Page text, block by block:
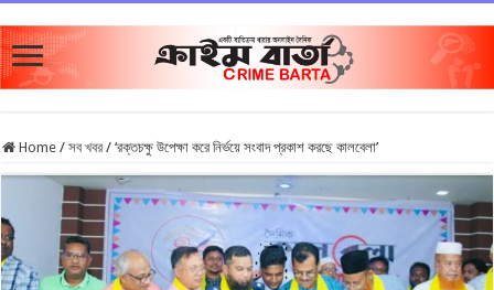
Home / সব খবর / ‍‌‌‘রক্তচক্ষু উপেক্ষা করে নির্ভয়ে সংবাদ প্রকাশ করছে কালবেলা’